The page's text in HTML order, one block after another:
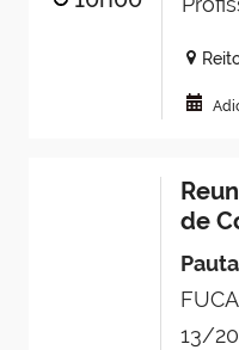
de
13/